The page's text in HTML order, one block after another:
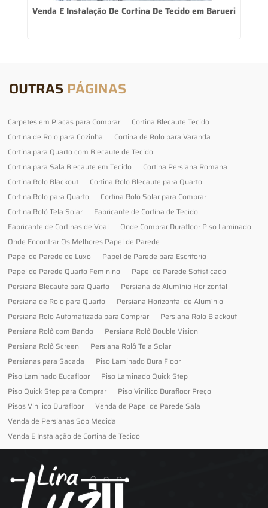
Venda E Instalação De Cortina De Tecido em Barueri
OUTRAS PÁGINAS
Carpetes em Placas para Comprar
Cortina Blecaute Tecido
Cortina de Rolo para Cozinha
Cortina de Rolo para Varanda
Cortina para Quarto com Blecaute de Tecido
Cortina para Sala Blecaute em Tecido
Cortina Persiana Romana
Cortina Rolo Blackout
Cortina Rolo Blecaute para Quarto
Cortina Rolo para Quarto
Cortina Rolô Solar para Comprar
Cortina Rolô Tela Solar
Fabricante de Cortina de Tecido
Fabricante de Cortinas de Voal
Onde Comprar Durafloor Piso Laminado
Onde Encontrar Os Melhores Papel de Parede
Papel de Parede de Luxo
Papel de Parede para Escritorio
Papel de Parede Quarto Feminino
Papel de Parede Sofisticado
Persiana Blecaute para Quarto
Persiana de Alumínio Horizontal
Persiana de Rolo para Quarto
Persiana Horizontal de Alumínio
Persiana Rolo Automatizada para Comprar
Persiana Rolo Blackout
Persiana Rolô com Bando
Persiana Rolô Double Vision
Persiana Rolô Screen
Persiana Rolô Tela Solar
Persianas para Sacada
Piso Laminado Dura Floor
Piso Laminado Eucafloor
Piso Laminado Quick Step
Piso Quick Step para Comprar
Piso Vinilico Durafloor Preço
Pisos Vinilico Durafloor
Venda de Papel de Parede Sala
Venda de Persianas Sob Medida
Venda E Instalação de Cortina de Tecido